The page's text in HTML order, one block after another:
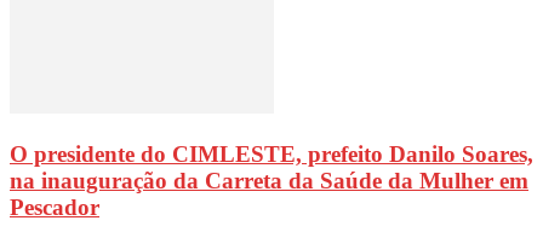
O presidente do CIMLESTE, prefeito Danilo Soares,
na inauguração da Carreta da Saúde da Mulher em
Pescador